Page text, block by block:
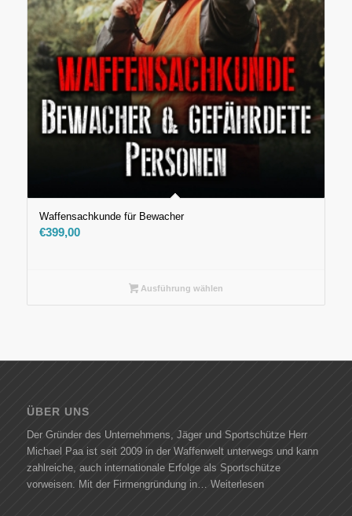
Waffensachkunde für Bewacher
€399,00
Ausführung wählen
ÜBER UNS
Der Gründer des Unternehmens, Jäger und Sportschütze Herr
Michael Paa ist seit 2009 in der Waffenwelt unterwegs und kann
zahlreiche, auch internationale Erfolge als Sportschütze
vorweisen. Mit der Firmengründung in… Weiterlesen